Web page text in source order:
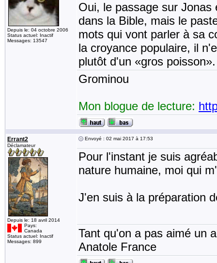
Depuis le: 04 octobre 2006
Status actuel: Inactif
Messages: 13547
Oui, le passage sur
dans la Bible, mais le
mots qui vont parler à sa
la croyance populaire, il
plutôt d'un «gros poisson».
Grominou
Mon blogue de lecture:
Errant2
Déclamateur
Depuis le: 18 avril 2014
Pays:
Canada
Status actuel: Inactif
Messages: 899
Envoyé : 02 mai 2017 à 17:53
Pour l'instant je suis
nature humaine, moi qui
J'en suis à la préparation
Tant qu'on a pas aimé un
Anatole France